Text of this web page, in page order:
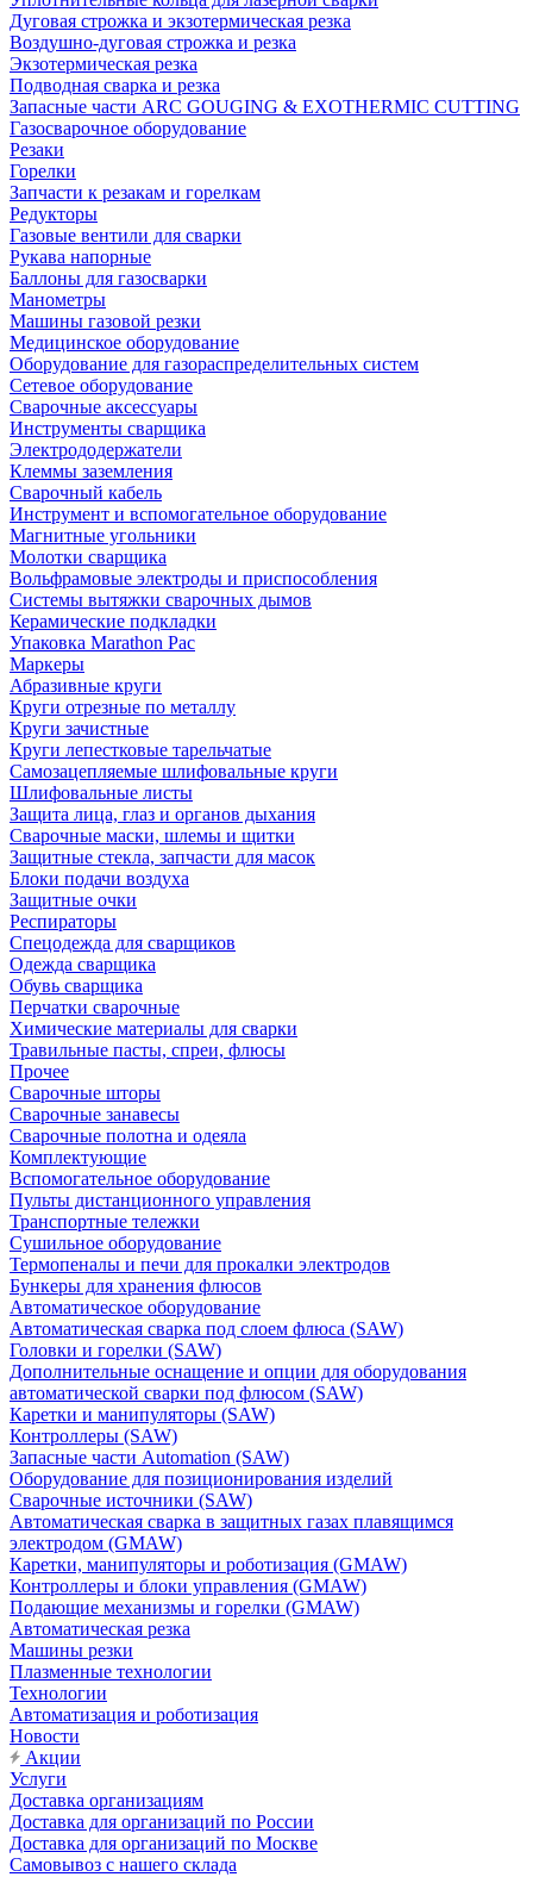
Дуговая строжка и экзотермическая резка
Воздушно-дуговая строжка и резка
Экзотермическая резка
Подводная сварка и резка
Запасные части ARC GOUGING & EXOTHERMIC CUTTING
Газосварочное оборудование
Резаки
Горелки
Запчасти к резакам и горелкам
Редукторы
Газовые вентили для сварки
Рукава напорные
Баллоны для газосварки
Манометры
Машины газовой резки
Медицинское оборудование
Оборудование для газораспределительных систем
Сетевое оборудование
Сварочные аксессуары
Инструменты сварщика
Электрододержатели
Клеммы заземления
Сварочный кабель
Инструмент и вспомогательное оборудование
Магнитные угольники
Молотки сварщика
Вольфрамовые электроды и приспособления
Системы вытяжки сварочных дымов
Керамические подкладки
Упаковка Marathon Pac
Маркеры
Абразивные круги
Круги отрезные по металлу
Круги зачистные
Круги лепестковые тарельчатые
Самозацепляемые шлифовальные круги
Шлифовальные листы
Защита лица, глаз и органов дыхания
Сварочные маски, шлемы и щитки
Защитные стекла, запчасти для масок
Блоки подачи воздуха
Защитные очки
Респираторы
Спецодежда для сварщиков
Одежда сварщика
Обувь сварщика
Перчатки сварочные
Химические материалы для сварки
Травильные пасты, спреи, флюсы
Прочее
Сварочные шторы
Сварочные занавесы
Сварочные полотна и одеяла
Комплектующие
Вспомогательное оборудование
Пульты дистанционного управления
Транспортные тележки
Сушильное оборудование
Термопеналы и печи для прокалки электродов
Бункеры для хранения флюсов
Автоматическое оборудование
Автоматическая сварка под слоем флюса (SAW)
Головки и горелки (SAW)
Дополнительные оснащение и опции для оборудования
автоматической сварки под флюсом (SAW)
Каретки и манипуляторы (SAW)
Контроллеры (SAW)
Запасные части Automation (SAW)
Оборудование для позиционирования изделий
Сварочные источники (SAW)
Автоматическая сварка в защитных газах плавящимся
электродом (GMAW)
Каретки, манипуляторы и роботизация (GMAW)
Контроллеры и блоки управления (GMAW)
Подающие механизмы и горелки (GMAW)
Автоматическая резка
Машины резки
Плазменные технологии
Технологии
Автоматизация и роботизация
Новости
Акции
Услуги
Доставка организациям
Доставка для организаций по России
Доставка для организаций по Москве
Самовывоз с нашего склада